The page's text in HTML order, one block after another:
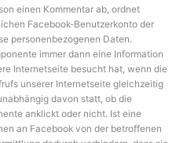
einen Kommentar ab, ordnet
Facebook-Benutzerkonto der
personenbezogenen Daten.
immer dann eine Information
Internetseite besucht hat, wenn die
unserer Internetseite gleichzeitig
davon statt, ob die
anklickt oder nicht. Ist eine
an Facebook von der betroffenen